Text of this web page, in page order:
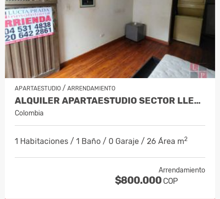
APARTAESTUDIO / ARRENDAMIENTO
ALQUILER APARTAESTUDIO SECTOR LLERAS,…
Colombia
1 Habitaciones / 1 Baño / 0 Garaje / 26 Área m2
Arrendamiento
$800.000 COP